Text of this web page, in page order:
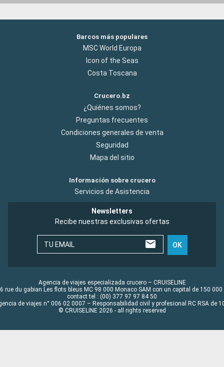
Barcos más populares
MSC World Europa
Icon of the Seas
Costa Toscana
Crucero.bz
¿Quiénes somos?
Preguntas frecuentes
Condiciones generales de venta
Seguridad
Mapa del sitio
Información sobre crucero
Servicios de Asistencia
Newsletters
Recibe nuestras exclusivas ofertas
TU EMAIL OK
Agencia de viajes especializada crucero – CRUISELINE
rue du gabian Les flots bleus MC 98 000 Monaco SAM con un capital de 150 000
contact tel : (00) 377 97 97 84 50
de viajes n° 006 02 0007 – Responsabilidad civil y profesional RC RSA de
© CRUISELINE 2026 - all rights reserved